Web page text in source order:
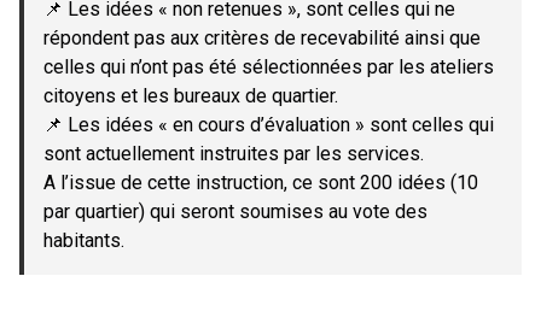
📌 Les idées « non retenues », sont celles qui ne
répondent pas aux critères de recevabilité ainsi que
celles qui n’ont pas été sélectionnées par les ateliers
citoyens et les bureaux de quartier.
📌 Les idées « en cours d’évaluation » sont celles qui
sont actuellement instruites par les services.
A l’issue de cette instruction, ce sont 200 idées (10
par quartier) qui seront soumises au vote des
habitants.